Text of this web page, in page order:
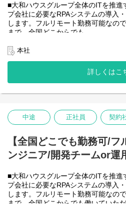
潤沢なリソースのもと、最上流から
です。
＜詳細な業務例／基本的な技術仕様＞
ローコード開発プラットフォームを
基幹システムの改善などに取り組んで
■大和ハウスグループ全体のITを推進
プ会社に必要なRPAシステムの導入
します。フルリモート勤務可能なの
まで、全国どこからでも
社後の勤務地は問いません。また、
時間の勤務で、午前5時～22時まで
いていただけます。業務を途中で中
きるので、家事、育児、介護などと
思っておりますのでフルフレックス
＜クライアントは大和ハウスグループ
名の
全てに関わるシステムを担っています
出資は大和ハウス本体になりますが
潤沢なリソースのもと、最上流から
です。
＜詳細な業務例／基本的な技術仕様＞
本社
詳しくはこ
中途 正社員 契約
【全国どこでも勤務可/
ンジニア/開発チームor運
■大和ハウスグループ全体のITを推進
プ会社に必要なRPAシステムの導入
します。フルリモート勤務可能なの
まで、全国どこからでも働いていただ